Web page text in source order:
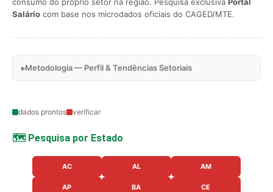
Salário com base nos microdados oficiais do CAGED/MTE.
Metodologia — Perfil & Tendências Setoriais
dados prontos verificar
🗺️ Pesquisa por Estado
AC AL AM
AP BA CE